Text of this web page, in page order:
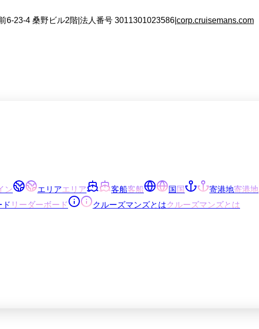
6-23-4 桑野ビル2階 法人番号 3011301023586 corp.cruisemans.com
ン エリアエリア 客船客船 国国 寄港地寄港地
ド リーダーボード クルーズマンズとはクルーズマンズとは